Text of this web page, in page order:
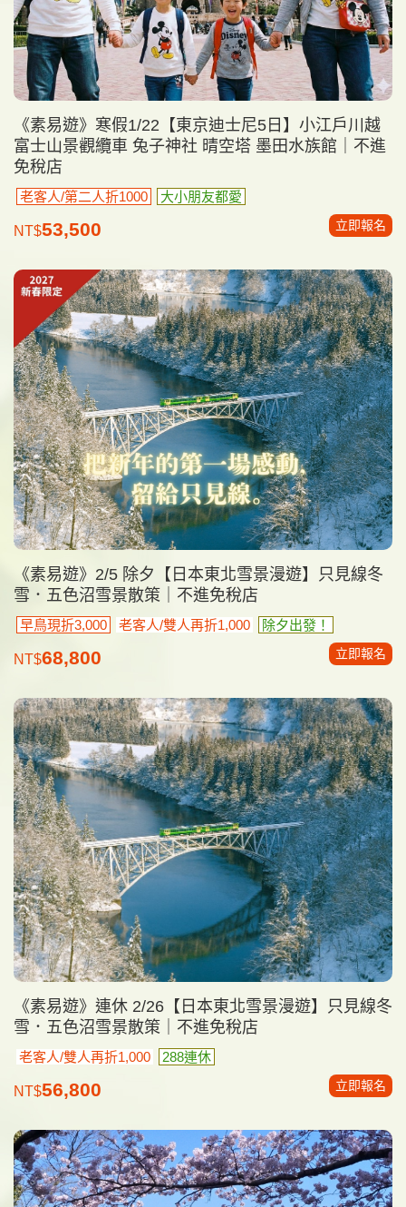
《素易遊》寒假1/22【東京迪士尼5日】小江戶川越
富士山景觀纜車 兔子神社 晴空塔 墨田水族館｜不進
免稅店
老客人/第二人折1000 大小朋友都愛
NT$53,500 立即報名
《素易遊》2/5 除夕【日本東北雪景漫遊】只見線冬
雪．五色沼雪景散策｜不進免稅店
早鳥現折3,000 老客人/雙人再折1,000 除夕出發！
NT$68,800 立即報名
《素易遊》連休 2/26【日本東北雪景漫遊】只見線冬
雪．五色沼雪景散策｜不進免稅店
老客人/雙人再折1,000 288連休
NT$56,800 立即報名